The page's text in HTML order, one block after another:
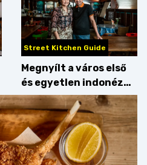
Street Kitchen Guide
Megnyílt a város első
és egyetlen indonéz
étterme a Kolosy
téren, mi pedig
kipróbáltuk!